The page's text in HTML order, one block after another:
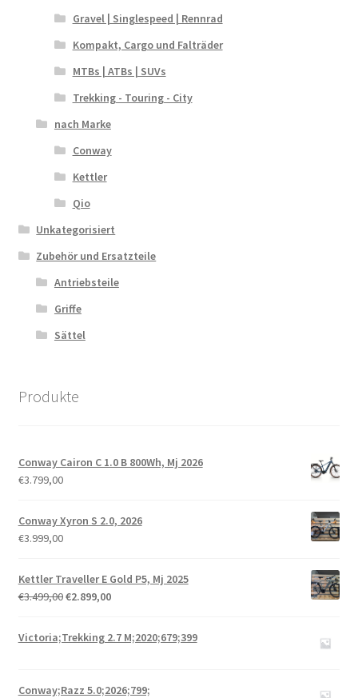
Gravel | Singlespeed | Rennrad
Kompakt, Cargo und Falträder
MTBs | ATBs | SUVs
Trekking - Touring - City
nach Marke
Conway
Kettler
Qio
Unkategorisiert
Zubehör und Ersatzteile
Antriebsteile
Griffe
Sättel
Produkte
Conway Cairon C 1.0 B 800Wh, Mj 2026
€3.799,00
Conway Xyron S 2.0, 2026
€3.999,00
Kettler Traveller E Gold P5, Mj 2025
€3.499,00€2.899,00
Victoria;Trekking 2.7 M;2020;679;399
Conway;Razz 5.0;2026;799;